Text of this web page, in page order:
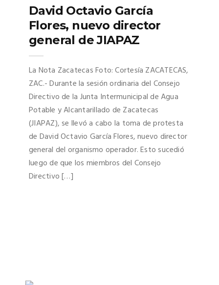
David Octavio García
Flores, nuevo director
general de JIAPAZ
La Nota Zacatecas Foto: Cortesía ZACATECAS,
ZAC.- Durante la sesión ordinaria del Consejo
Directivo de la Junta Intermunicipal de Agua
Potable y Alcantarillado de Zacatecas
(JIAPAZ), se llevó a cabo la toma de protesta
de David Octavio García Flores, nuevo director
general del organismo operador. Esto sucedió
luego de que los miembros del Consejo
Directivo […]